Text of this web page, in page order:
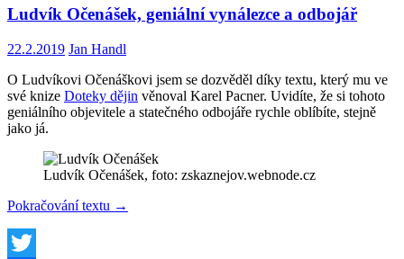
Ludvík Očenášek, geniální vynálezce a odbojář
22.2.2019 Jan Handl
O Ludvíkovi Očenáškovi jsem se dozvěděl díky textu, který mu ve
své knize Doteky dějin věnoval Karel Pacner. Uvidíte, že si tohoto
geniálního objevitele a statečného odbojáře rychle oblíbíte, stejně
jako já.
Ludvík Očenášek, foto: zskaznejov.webnode.cz
Pokračování textu Ludvík
→